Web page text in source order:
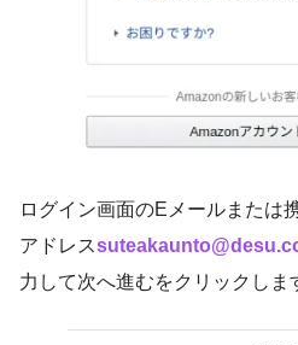
ログイン画面のEメールまたは
アドレス
力して次へ進むをクリックしま